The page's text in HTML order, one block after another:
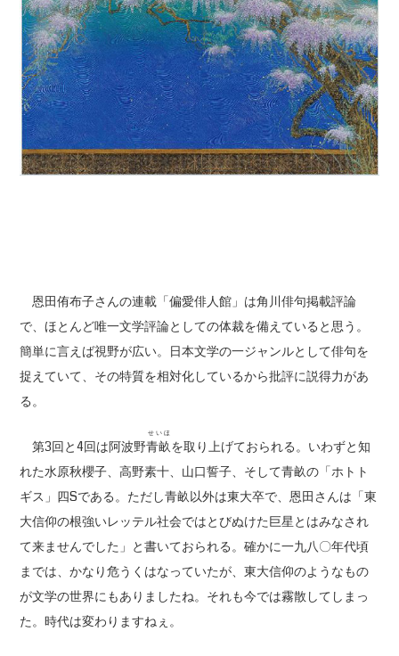
恩田侑布子さんの連載「偏愛俳人館」は角川俳句掲載評論
で、ほとんど唯一文学評論としての体裁を備えていると思う。
簡単に言えば視野が広い。日本文学の一ジャンルとして俳句を
捉えていて、その特質を相対化しているから批評に説得力があ
る。
第3回と4回は阿波野青畝
せいほ
を取り上げておられる。いわずと知
れた水原秋櫻子、高野素十、山口誓子、そして青畝の「ホトト
ギス」四Sである。ただし青畝以外は東大卒で、恩田さんは「東
大信仰の根強いレッテル社会ではとびぬけた巨星とはみなされ
て来ませんでした」と書いておられる。確かに一九八〇年代頃
までは、かなり危うくはなっていたが、東大信仰のようなもの
が文学の世界にもありましたね。それも今では霧散してしまっ
た。時代は変わりますねぇ。